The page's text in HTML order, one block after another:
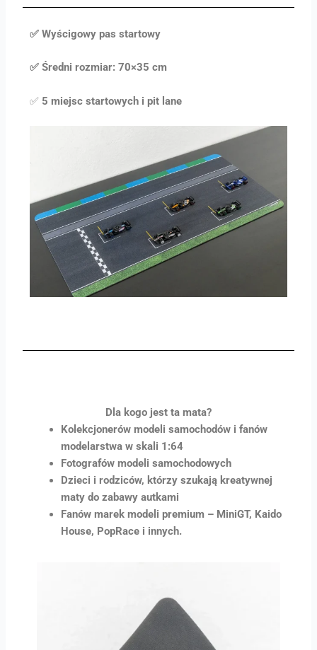
✅ Wyścigowy pas startowy
✅ Średni rozmiar: 70×35 cm
✅ 5 miejsc startowych i pit lane
Dla kogo jest ta mata?
Kolekcjonerów modeli samochodów i fanów
modelarstwa w skali 1:64
Fotografów modeli samochodowych
Dzieci i rodziców, którzy szukają kreatywnej
maty do zabawy autkami
Fanów marek modeli premium – MiniGT, Kaido
House, PopRace i innych.